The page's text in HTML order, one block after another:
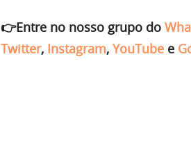
👉Entre no nosso grupo do
Twitter, Instagram, YouTube e